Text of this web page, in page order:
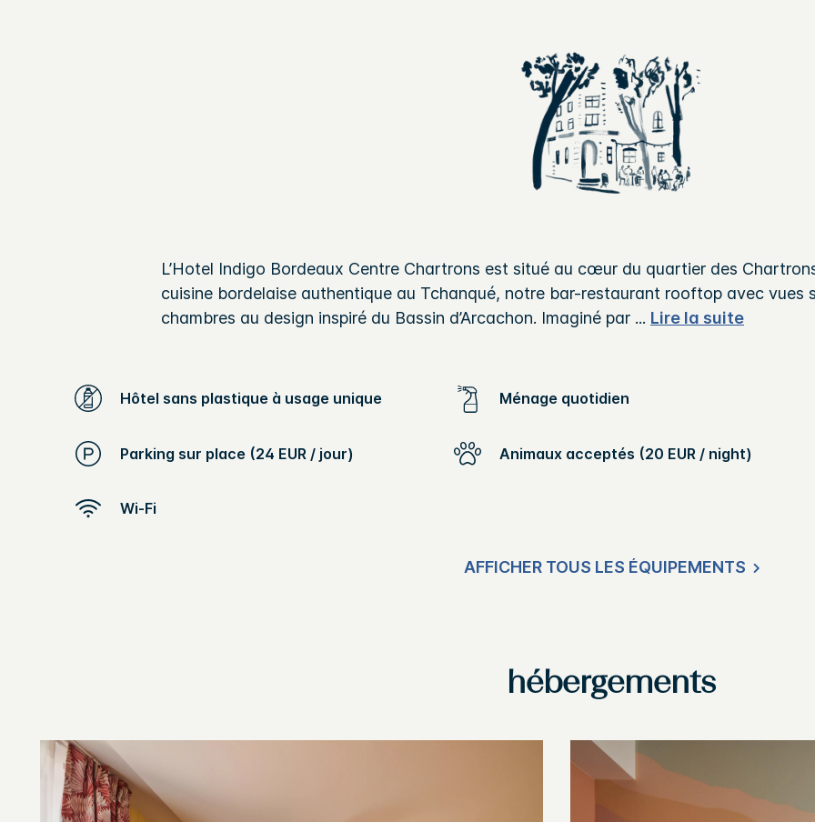
la
même
page.
L’Hotel Indigo Bordeaux Centre Chartrons est situé au cœur du quartier des
cuisine bordelaise authentique au Tchanqué, notre bar-restaurant rooftop avec vues
chambres au design inspiré du Bassin d’Arcachon. Imaginé par ... Lire la suite
Hôtel sans plastique à usage unique Ménage quotidien
Parking sur place (24 EUR / jour) Animaux acceptés (20 EUR / night)
Wi-Fi
AFFICHER TOUS LES ÉQUIPEMENTS
hébergements